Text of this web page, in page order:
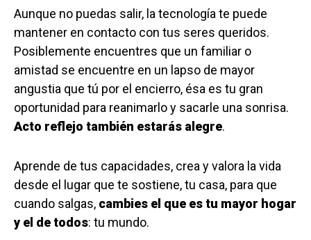
Aunque no puedas salir, la tecnología te puede
mantener en contacto con tus seres queridos.
Posiblemente encuentres que un familiar o
amistad se encuentre en un lapso de mayor
angustia que tú por el encierro, ésa es tu gran
oportunidad para reanimarlo y sacarle una sonrisa.
Acto reflejo también estarás alegre.
Aprende de tus capacidades, crea y valora la vida
desde el lugar que te sostiene, tu casa, para que
cuando salgas, cambies el que es tu mayor hogar
y el de todos: tu mundo.